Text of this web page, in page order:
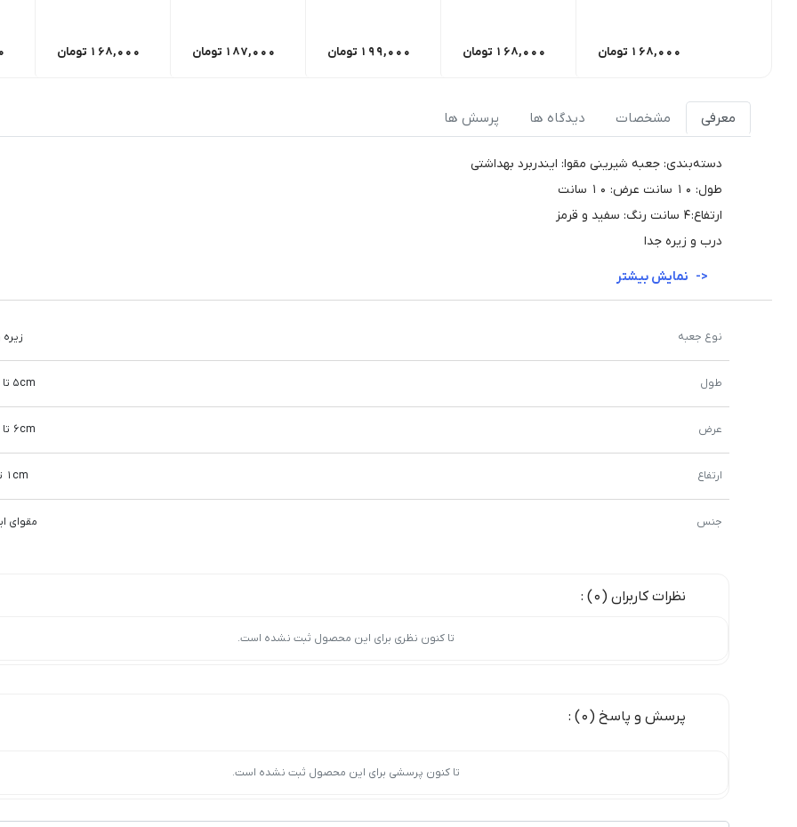
168,000 تومان 168,000 تومان 199,000 تومان 187,000 تومان 168,000 تومان
معرفی مشخصات دیدگاه ها پرسش ها
دسته‌بندی: جعبه شیرینی مقوا: ایندربرد بهداشتی
طول: 10 سانت عرض: 10 سانت
ارتفاع:4 سانت رنگ: سفید و قرمز
درب و زیره جدا
نوع جعبه
طول 5cm تا 10cm
عرض 6cm تا 10cm
ارتفاع 1cm تا 5cm
جنس مقوای
نظرات کاربران (0) :
تا کنون نظری برای این محصول ثبت نشده است.
پرسش و پاسخ (0) :
تا کنون پرسشی برای این محصول ثبت نشده است.